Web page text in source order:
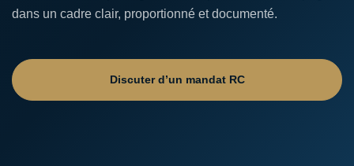
dans un cadre clair, proportionné et documenté.
Discuter d’un mandat RC